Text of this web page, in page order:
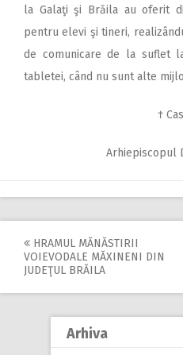
la Galaţi şi Brăila au oferit
pentru elevi şi tineri,
de comunicare de la suflet
tabletei, când nu sunt alte
†
Arhiepiscopul
Post
navigation
HRAMUL MĂNĂSTIRII
VOIEVODALE MĂXINENI DIN
JUDEŢUL BRĂILA
Arhiva